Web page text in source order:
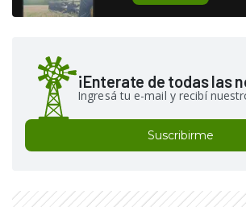
¡Enterate de todas las
Ingresá tu e-mail y recibí
Suscribirme